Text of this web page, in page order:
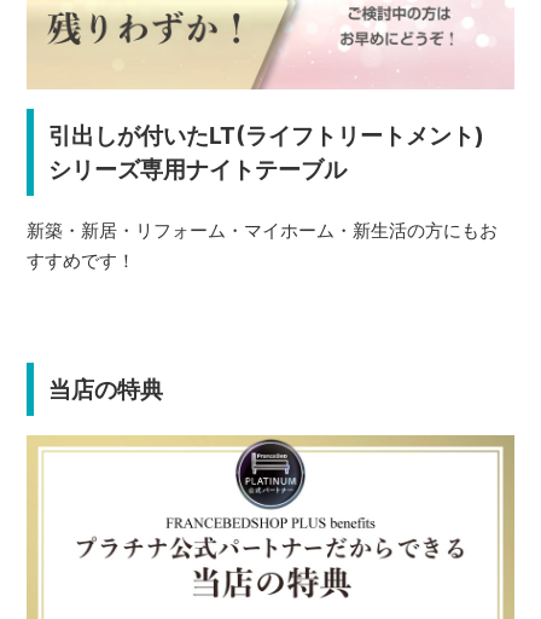
引出しが付いたLT(ライフトリートメント)
シリーズ専用ナイトテーブル
新築・新居・リフォーム・マイホーム・新生活の方にもお
すすめです！
当店の特典